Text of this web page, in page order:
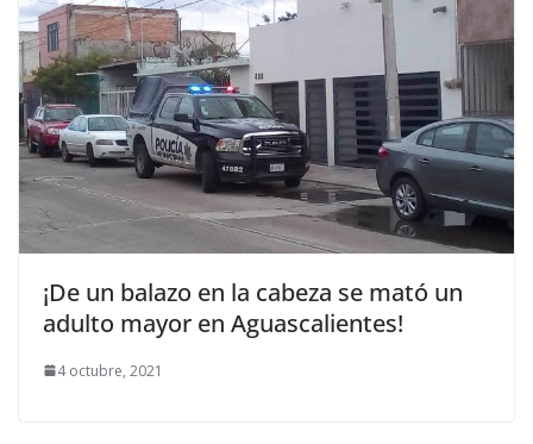
¡De un balazo en la cabeza se mató un
adulto mayor en Aguascalientes!
4 octubre, 2021